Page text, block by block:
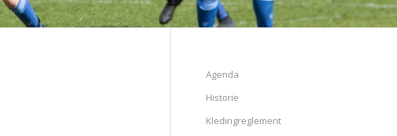
Agenda
Historie
Kledingreglement